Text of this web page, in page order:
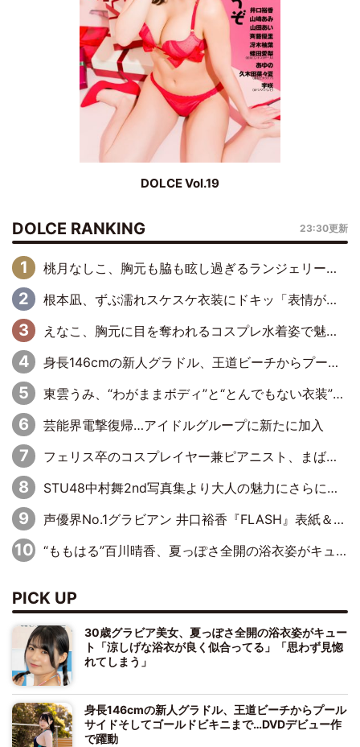
DOLCE Vol.19
DOLCE RANKING 23:30更新
桃月なしこ、胸元も脇も眩し過ぎるランジェリー＆ビキニ姿を披露「なしこたそ最強」「セクシーでゴージャスで大きなボリューム」
根本凪、ずぶ濡れスケスケ衣装にドキッ「表情が良過ぎる」「ねもちゃんの眼差しにドキドキが止まらない」
えなこ、胸元に目を奪われるコスプレ水着姿で魅了「群を抜く美しさと華やかさ」「えなこりんの千咲は破壊力がスゴい」
身長146cmの新人グラドル、王道ビーチからプールサイドそしてゴールドビキニまで…DVDデビュー作で躍動
東雲うみ、“わがままボディ”と“とんでもない衣装”で誘惑「パーフェクトなスタイル」「くびれがステキ」「やみつきになるボディ」
芸能界電撃復帰…アイドルグループに新たに加入
フェリス卒のコスプレイヤー兼ピアニスト、まばゆいばかりのグラビアショット
STU48中村舞2nd写真集より大人の魅力にさらに磨きがかかった新先行カット到着
声優界No.1グラビアン 井口裕香『FLASH』表紙＆巻頭を飾る
“ももはる”百川晴香、夏っぽさ全開の浴衣姿がキュート「とても似合ってる」「爽やかで良い」「袖をギュッとしてるのが最高」
PICK UP
30歳グラビア美女、夏っぽさ全開の浴衣姿がキュー
ト「涼しげな浴衣が良く似合ってる」「思わず見惚
れてしまう」
身長146cmの新人グラドル、王道ビーチからプール
サイドそしてゴールドビキニまで…DVDデビュー作
で躍動